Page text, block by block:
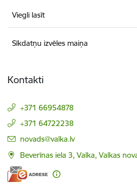
Viegli lasīt
Sīkdatņu izvēles maiņa
Kontakti
+371 66954878
+371 64722238
E-pasts:
novads@valka.lv
Beverīnas iela 3, Valka, Valkas